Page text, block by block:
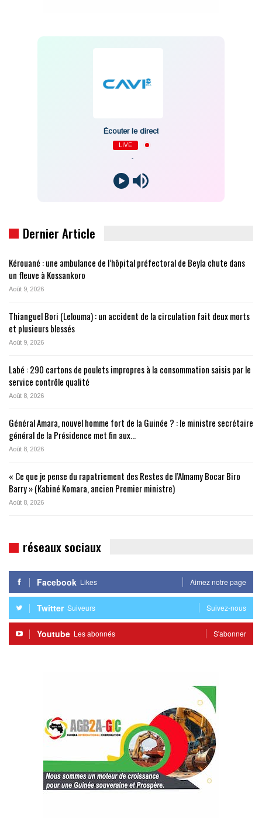
Écouter le direct
LIVE
Dernier Article
Kérouané : une ambulance de l’hôpital préfectoral de Beyla chute dans
un fleuve à Kossankoro
Août 9, 2026
Thianguel Bori (Lelouma) : un accident de la circulation fait deux morts
et plusieurs blessés
Août 9, 2026
Labé : 290 cartons de poulets impropres à la consommation saisis par le
service contrôle qualité
Août 8, 2026
Général Amara, nouvel homme fort de la Guinée ? : le ministre secrétaire
général de la Présidence met fin aux…
Août 8, 2026
« Ce que je pense du rapatriement des Restes de l’Almamy Bocar Biro
Barry » (Kabiné Komara, ancien Premier ministre)
Août 8, 2026
réseaux sociaux
Facebook Likes Aimez notre page
Twitter Suiveurs Suivez-nous
Youtube Les abonnés S'abonner